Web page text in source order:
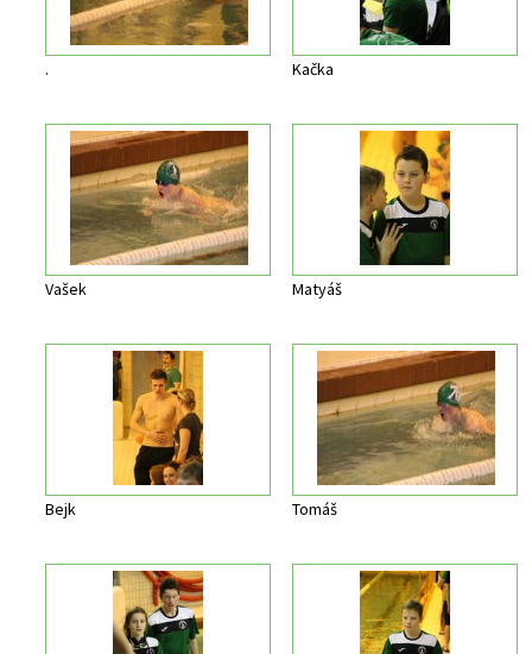
. Kačka
Vašek Matyáš
Bejk Tomáš